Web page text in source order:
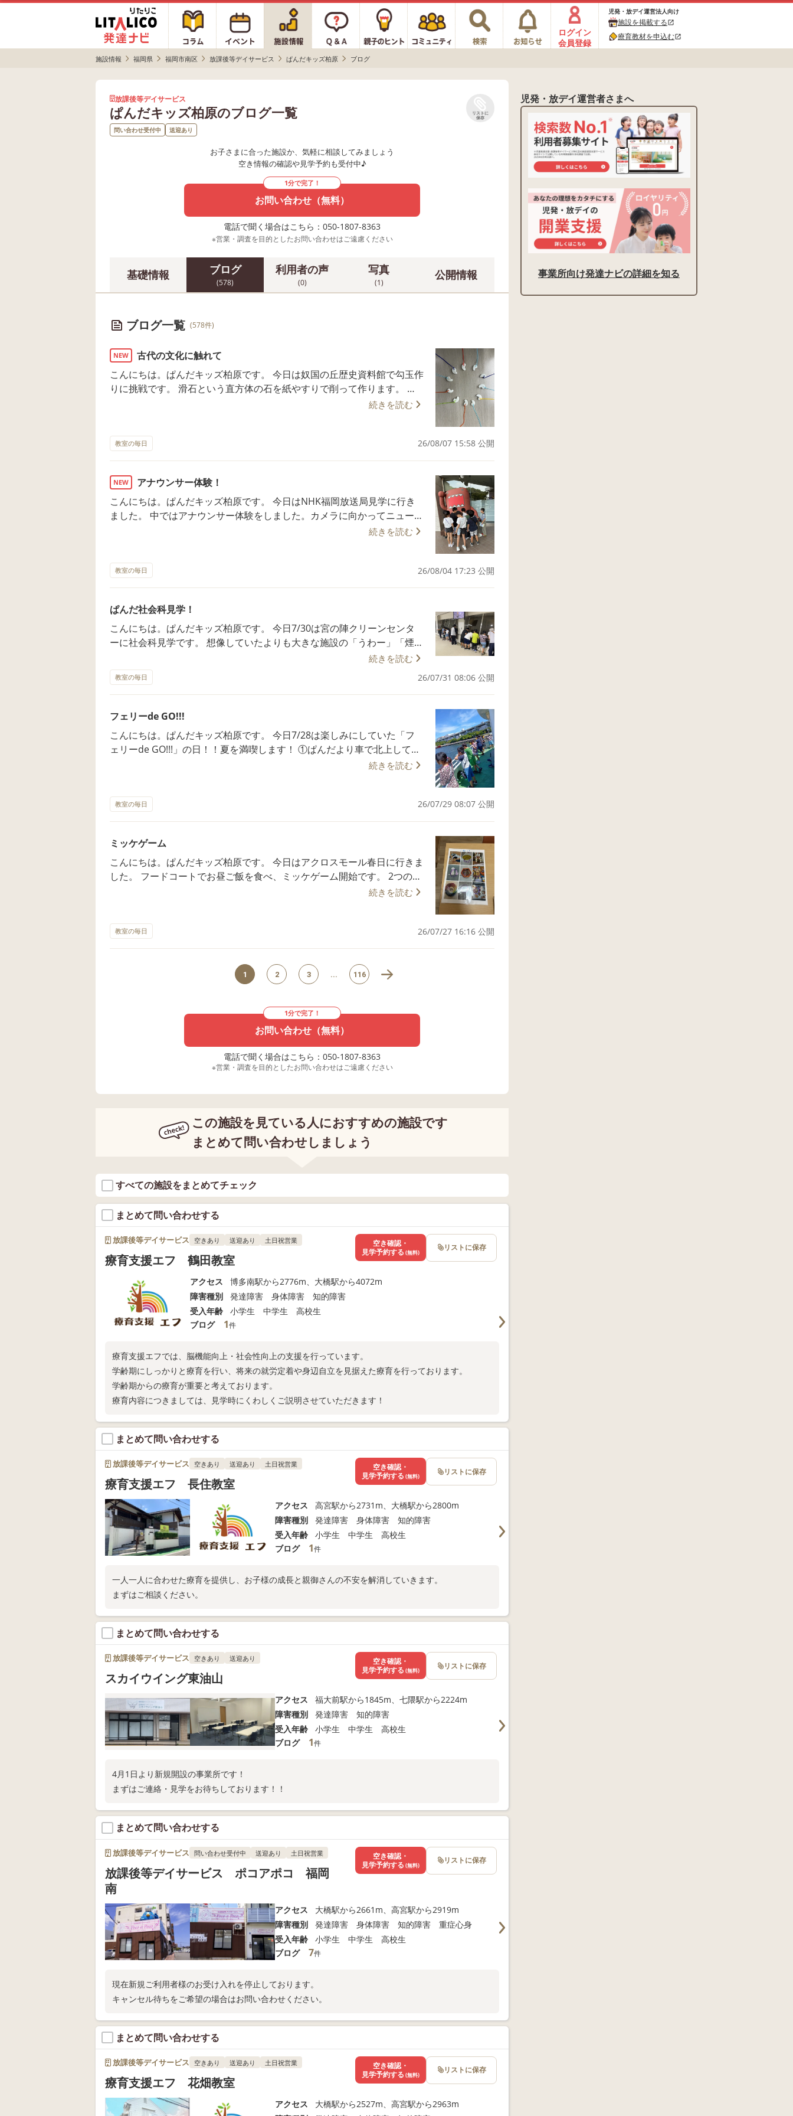
ログイン
会員登録
児発・放デイ運営法人向け
施設を掲載するopen_in_new
療育教材を申込むopen_in_new
施設情報 福岡県 福岡市南区 放課後等デイサービス ぱんだキッズ柏原 ブログ
放課後等デイサービス
ぱんだキッズ柏原のブログ一覧
リストに
保存
問い合わせ受付中 送迎あり
お子さまに合った施設か、気軽に相談してみましょう
空き情報の確認や見学予約も受付中♪
1分で完了！
お問い合わせ（無料）
電話で聞く場合はこちら：050-1807-8363
※営業・調査を目的としたお問い合わせはご遠慮ください
基礎情報 ブログ
(578)
利用者の声
(0)
写真
(1)
公開情報
ブログ一覧 (578件)
NEW
古代の文化に触れて
こんにちは。ぱんだキッズ柏原です。 今日は奴国の丘歴史資料館で勾玉作
りに挑戦です。 滑石という直方体の石を紙やすりで削って作ります。 説
明を聞きスタートです。 今まで見たことない真剣な表情の子どもたち。
た色付けを楽しみました。 ぱんだキッズ柏原 2025・7・1 OPEN 【ご相
談・お問い合わせ】 TEL・FAX 092－408-2515 受付時間 10：30～18：
00（平日)
続きを読む
教室の毎日 26/08/07 15:58 公開
NEW
アナウンサー体験！
こんにちは。ぱんだキッズ柏原です。 今日はNHK福岡放送局見学に行き
ました。 中ではアナウンサー体験をしました。カメラに向かってニュース
の原稿を読んだりいつもテレビで見ている画面の中に自分たちが入って、
025・7・1 OPEN 【ご相談・お問い合わせ】 TEL・FAX 092－408-2515
受付時間 10：30～18：00（平日)
続きを読む
教室の毎日 26/08/04 17:23 公開
ぱんだ社会科見学！
こんにちは。ぱんだキッズ柏原です。 今日7/30は宮の陣クリーンセンタ
ーに社会科見学です。 想像していたよりも大きな施設の「うわー」「煙突
すごい」と興味津々です。 クリーンセンターの中は見学コースがあり、自
分たちでマップを見ながら進んでいきます。 3年生以下の子どもたちは初
めて見る光景に圧倒。 4・５年生は福岡市のクリーンセンターとの違いを
見つけながら見学しました。 6年生はツアーガイドとしてみんなを案内し
てくれました。「トイレ休憩です」「水分補給をしてください」と気配り
ことを知りました。 見学の締めはセンター内の足湯です。「疲れがとれた
～」「癒される～」と大満足の見学でした。 ぱんだキッズ柏原 2025・
7・1 OPEN 【ご相談・お問い合わせ】 TEL・FAX 092－408-2515 受付
続きを読む
教室の毎日 26/07/31 08:06 公開
フェリーde GO!!!
こんにちは。ぱんだキッズ柏原です。 今日7/28は楽しみにしていた「フ
ェリーde GO!!!」の日！！夏を満喫します！ ①ぱんだより車で北上して港
を目指します ②港のタワーから行く場所を確認します ③15分の船旅を楽
ースで夏を満喫したかわかりましたか？ ぱんだキッズ柏原 2025・7・1
OPEN 【ご相談・お問い合わせ】 TEL・FAX 092－408-2515 受付時間 1
続きを読む
教室の毎日 26/07/29 08:07 公開
ミッケゲーム
こんにちは。ぱんだキッズ柏原です。 今日はアクロスモール春日に行きま
した。 フードコートでお昼ご飯を食べ、ミッケゲーム開始です。 2つのグ
ループに分かれ１階、2階合わせて18個のマークを見つけに行きました。
力に脱帽でした。 ぱんだキッズ柏原 2025・7・1 OPEN 【ご相談・お問
い合わせ】 TEL・FAX 092－408-2515 受付時間 10：30～18：00（平
続きを読む
教室の毎日 26/07/27 16:16 公開
1 2 3 ... 116
1分で完了！
お問い合わせ（無料）
電話で聞く場合はこちら：050-1807-8363
※営業・調査を目的としたお問い合わせはご遠慮ください
この施設を見ている人におすすめの施設です
まとめて問い合わせしましょう
すべての施設をまとめてチェック
まとめて問い合わせする
放課後等デイサービス 空きあり 送迎あり 土日祝営業
療育支援エフ 鶴田教室
アクセス
博多南駅から2776m、大橋駅から4072m
障害種別
発達障害 身体障害 知的障害
受入年齢
小学生 中学生 高校生
ブログ
1件
療育支援エフでは、脳機能向上・社会性向上の支援を行っています。
学齢期にしっかりと療育を行い、将来の就労定着や身辺自立を見据えた療育を行っております。
学齢期からの療育が重要と考えております。
療育内容につきましては、見学時にくわしくご説明させていただきます！
空き確認・
見学予約する (無料) リストに保存
まとめて問い合わせする
放課後等デイサービス 空きあり 送迎あり 土日祝営業
療育支援エフ 長住教室
アクセス
高宮駅から2731m、大橋駅から2800m
障害種別
発達障害 身体障害 知的障害
受入年齢
小学生 中学生 高校生
ブログ
1件
一人一人に合わせた療育を提供し、お子様の成長と親御さんの不安を解消していきます。
まずはご相談ください。
空き確認・
見学予約する (無料) リストに保存
まとめて問い合わせする
放課後等デイサービス 空きあり 送迎あり
スカイウイング東油山
アクセス
福大前駅から1845m、七隈駅から2224m
障害種別
発達障害 知的障害
受入年齢
小学生 中学生 高校生
ブログ
1件
4月1日より新規開設の事業所です！
まずはご連絡・見学をお待ちしております！！
空き確認・
見学予約する (無料) リストに保存
まとめて問い合わせする
放課後等デイサービス 問い合わせ受付中 送迎あり 土日祝営業
放課後等デイサービス ポコアポコ 福岡
南
アクセス
大橋駅から2661m、高宮駅から2919m
障害種別
発達障害 身体障害 知的障害 重症心身
受入年齢
小学生 中学生 高校生
ブログ
7件
現在新規ご利用者様のお受け入れを停止しております。
キャンセル待ちをご希望の場合はお問い合わせください。
空き確認・
見学予約する (無料) リストに保存
まとめて問い合わせする
放課後等デイサービス 空きあり 送迎あり 土日祝営業
療育支援エフ 花畑教室
アクセス
大橋駅から2527m、高宮駅から2963m
空き確認・
見学予約する (無料) リストに保存
児発・放デイ運営者さまへ
事業所向け発達ナビの詳細を知る